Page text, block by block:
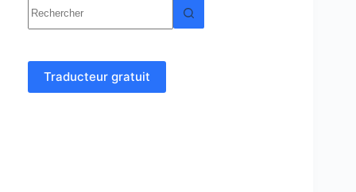
résultat
Traducteur gratuit